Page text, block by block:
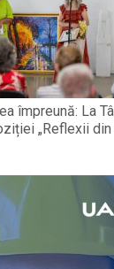
împreună: La
„Reflexii